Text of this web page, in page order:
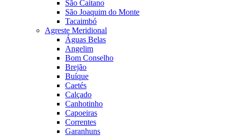
São Caitano
São Joaquim do Monte
Tacaimbó
Agreste Meridional
Águas Belas
Angelim
Bom Conselho
Brejão
Buíque
Caetés
Calçado
Canhotinho
Capoeiras
Correntes
Garanhuns